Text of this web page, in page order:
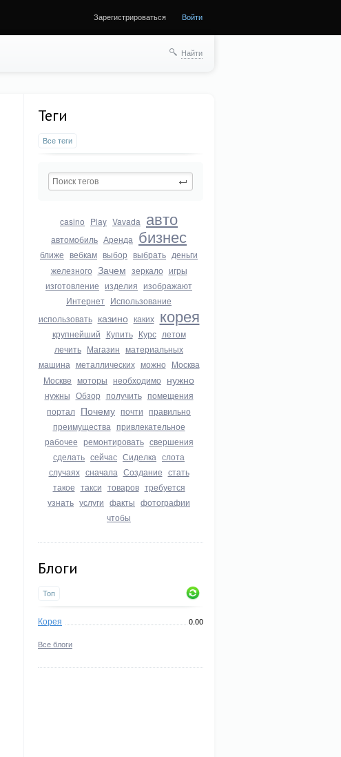
Зарегистрироваться Войти
Найти
Теги
Все теги
casino Play Vavada авто
автомобиль Аренда бизнес
ближе вебкам выбор выбрать деньги
железного Зачем зеркало игры
изготовление изделия изображают
Интернет Использование
использовать казино каких корея
крупнейший Купить Курс летом
лечить Магазин материальных
машина металлических можно Москва
Москве моторы необходимо нужно
нужны Обзор получить помещения
портал Почему почти правильно
преимущества привлекательное
рабочее ремонтировать свершения
сделать сейчас Сиделка слота
случаях сначала Создание стать
такое такси товаров требуется
узнать услуги факты фотографии
чтобы
Блоги
Топ
Корея 0.00
Все блоги